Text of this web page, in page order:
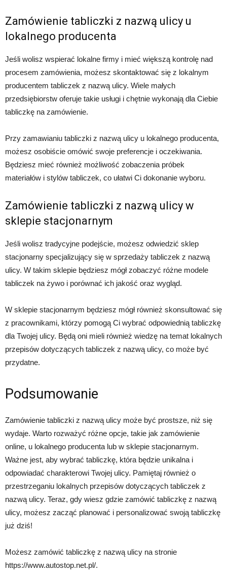
Zamówienie tabliczki z nazwą ulicy u
lokalnego producenta
Jeśli wolisz wspierać lokalne firmy i mieć większą kontrolę nad
procesem zamówienia, możesz skontaktować się z lokalnym
producentem tabliczek z nazwą ulicy. Wiele małych
przedsiębiorstw oferuje takie usługi i chętnie wykonają dla Ciebie
tabliczkę na zamówienie.
Przy zamawianiu tabliczki z nazwą ulicy u lokalnego producenta,
możesz osobiście omówić swoje preferencje i oczekiwania.
Będziesz mieć również możliwość zobaczenia próbek
materiałów i stylów tabliczek, co ułatwi Ci dokonanie wyboru.
Zamówienie tabliczki z nazwą ulicy w
sklepie stacjonarnym
Jeśli wolisz tradycyjne podejście, możesz odwiedzić sklep
stacjonarny specjalizujący się w sprzedaży tabliczek z nazwą
ulicy. W takim sklepie będziesz mógł zobaczyć różne modele
tabliczek na żywo i porównać ich jakość oraz wygląd.
W sklepie stacjonarnym będziesz mógł również skonsultować się
z pracownikami, którzy pomogą Ci wybrać odpowiednią tabliczkę
dla Twojej ulicy. Będą oni mieli również wiedzę na temat lokalnych
przepisów dotyczących tabliczek z nazwą ulicy, co może być
przydatne.
Podsumowanie
Zamówienie tabliczki z nazwą ulicy może być prostsze, niż się
wydaje. Warto rozważyć różne opcje, takie jak zamówienie
online, u lokalnego producenta lub w sklepie stacjonarnym.
Ważne jest, aby wybrać tabliczkę, która będzie unikalna i
odpowiadać charakterowi Twojej ulicy. Pamiętaj również o
przestrzeganiu lokalnych przepisów dotyczących tabliczek z
nazwą ulicy. Teraz, gdy wiesz gdzie zamówić tabliczkę z nazwą
ulicy, możesz zacząć planować i personalizować swoją tabliczkę
już dziś!
Możesz zamówić tabliczkę z nazwą ulicy na stronie
https://www.autostop.net.pl/.